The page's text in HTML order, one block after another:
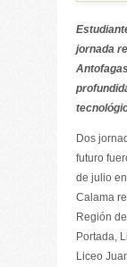
jornada
Dos
futuro
de julio
Calama
Región
Portada,
Liceo